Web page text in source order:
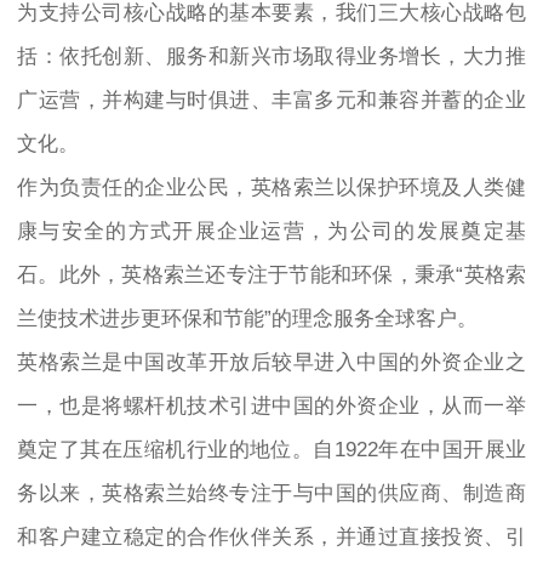
为支持公司核心战略的基本要素，我们三大核心战略包
括：依托创新、服务和新兴市场取得业务增长，大力推
广运营，并构建与时俱进、丰富多元和兼容并蓄的企业
文化。
作为负责任的企业公民，英格索兰以保护环境及人类健
康与安全的方式开展企业运营，为公司的发展奠定基
石。此外，英格索兰还专注于节能和环保，秉承“英格索
兰使技术进步更环保和节能”的理念服务全球客户。
英格索兰是中国改革开放后较早进入中国的外资企业之
一，也是将螺杆机技术引进中国的外资企业，从而一举
奠定了其在压缩机行业的地位。自1922年在中国开展业
务以来，英格索兰始终专注于与中国的供应商、制造商
和客户建立稳定的合作伙伴关系，并通过直接投资、引